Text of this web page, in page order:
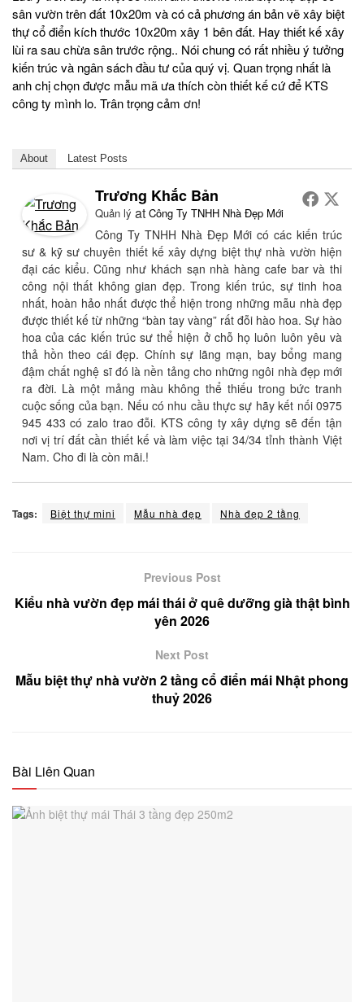
sân vườn trên đất 10x20m và có cả phương án bản vẽ xây biệt
thự cổ điển kích thước 10x20m xây 1 bên đất. Hay thiết kế xây
lùi ra sau chừa sân trước rộng.. Nói chung có rất nhiều ý tưởng
kiến trúc và ngân sách đầu tư của quý vị. Quan trọng nhất là
anh chị chọn được mẫu mã ưa thích còn thiết kế cứ để KTS
công ty mình lo. Trân trọng cảm ơn!
About Latest Posts
Trương Khắc Bản
Quản lý at Công Ty TNHH Nhà Đẹp Mới
Công Ty TNHH Nhà Đẹp Mới có các kiến trúc
sư & kỹ sư chuyên thiết kế xây dựng biệt thự nhà vườn hiện
đại các kiểu. Cũng như khách sạn nhà hàng cafe bar và thi
công nội thất không gian đẹp. Trong kiến trúc, sự tinh hoa
nhất, hoàn hảo nhất được thể hiện trong những mẫu nhà đẹp
được thiết kế từ những “bàn tay vàng” rất đỗi hào hoa. Sự hào
hoa của các kiến trúc sư thể hiện ở chỗ họ luôn luôn yêu và
thả hồn theo cái đẹp. Chính sự lãng mạn, bay bổng mang
đậm chất nghệ sĩ đó là nền tảng cho những ngôi nhà đẹp mới
ra đời. Là một mảng màu không thể thiếu trong bức tranh
cuộc sống của bạn. Nếu có nhu cầu thực sự hãy kết nối 0975
945 433 có zalo trao đỗi. KTS công ty xây dựng sẽ đến tận
nơi vị trí đất cần thiết kế và làm việc tại 34/34 tỉnh thành Việt
Nam. Cho đi là còn mãi.!
Tags: Biệt thự mini Mẫu nhà đẹp Nhà đẹp 2 tầng
Previous Post
Kiểu nhà vườn đẹp mái thái ở quê dưỡng già thật bình
yên 2026
Next Post
Mẫu biệt thự nhà vườn 2 tầng cổ điển mái Nhật phong
thuỷ 2026
Bài Liên Quan